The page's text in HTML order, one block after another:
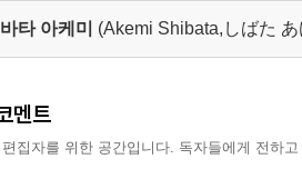
타 아케미 (Akemi Shibata,しばた
멘트
집자를 위한 공간입니다. 독자들에게 전하